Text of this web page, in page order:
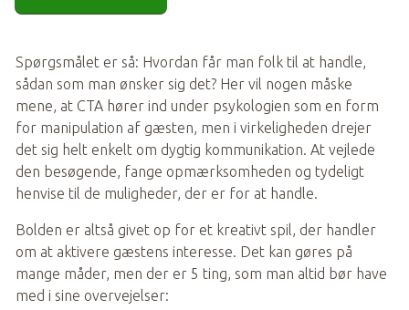
Spørgsmålet er så: Hvordan får man folk til at handle,
sådan som man ønsker sig det? Her vil nogen måske
mene, at CTA hører ind under psykologien som en form
for manipulation af gæsten, men i virkeligheden drejer
det sig helt enkelt om dygtig kommunikation. At vejlede
den besøgende, fange opmærksomheden og tydeligt
henvise til de muligheder, der er for at handle.
Bolden er altså givet op for et kreativt spil, der handler
om at aktivere gæstens interesse. Det kan gøres på
mange måder, men der er 5 ting, som man altid bør have
med i sine overvejelser: